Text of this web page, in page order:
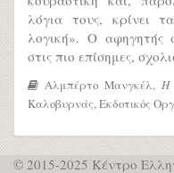
λόγια τους, κρίνει
λογική». Ο αφηγητής
στις πιο επίσημες,
Αλμπέρτο Μανγκέλ, H
Καλοβυρνάς, Εκδοτικός
© 2015-2025 Κέντρο